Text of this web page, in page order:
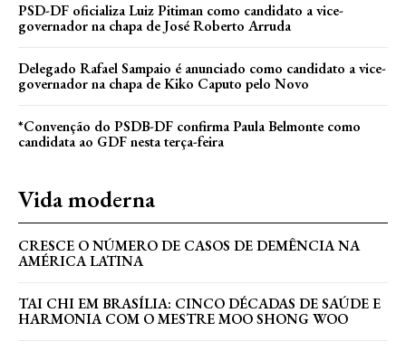
PSD-DF oficializa Luiz Pitiman como candidato a vice-
governador na chapa de José Roberto Arruda
Delegado Rafael Sampaio é anunciado como candidato a vice-
governador na chapa de Kiko Caputo pelo Novo
*Convenção do PSDB-DF confirma Paula Belmonte como
candidata ao GDF nesta terça-feira
Vida moderna
CRESCE O NÚMERO DE CASOS DE DEMÊNCIA NA
AMÉRICA LATINA
TAI CHI EM BRASÍLIA: CINCO DÉCADAS DE SAÚDE E
HARMONIA COM O MESTRE MOO SHONG WOO